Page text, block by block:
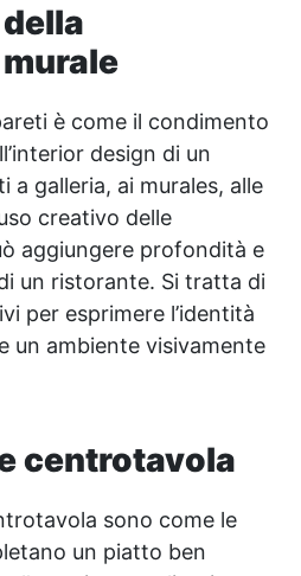
è come il condimento
design di un
a galleria, ai murales, alle
creativo delle
aggiungere profondità e
un ristorante. Si tratta di
per esprimere l’identità
un ambiente visivamente
centrotavola
sono come le
un piatto ben